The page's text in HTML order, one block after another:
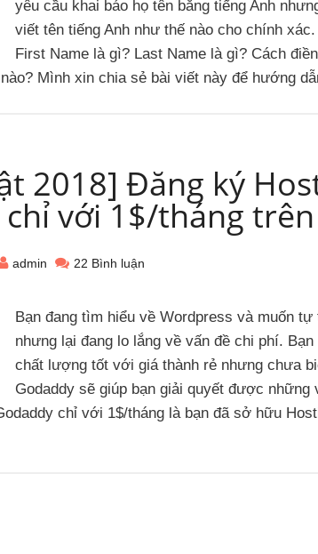
yêu cầu khai báo họ tên bằng tiếng Anh
viết tên tiếng Anh như thế nào cho chính
First Name là gì? Last Name là gì? Cách
Mình xin chia sẻ bài viết này để hướng
2018] Đăng ký
với 1$/tháng
admin 22 Bình luận
Bạn đang tìm hiểu về Wordpress và muốn
nhưng lại đang lo lắng về vấn đề chi phí.
chất lượng tốt với giá thành rẻ nhưng chưa
Godaddy sẽ giúp bạn giải quyết được những
chỉ với 1$/tháng là bạn đã sở hữu